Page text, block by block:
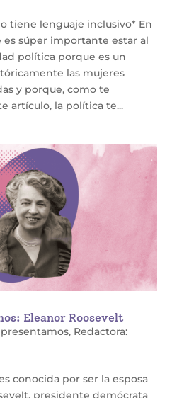
tiene lenguaje inclusivo* En
es súper importante estar al
política porque es un
las mujeres
y porque, como te
artículo, la política te...
Eleanor Roosevelt
, Redactora:
conocida por ser la esposa
presidente demócrata